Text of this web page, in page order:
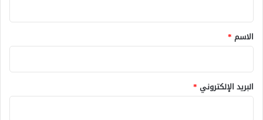
*
الاسم *
البريد الإلكتروني *